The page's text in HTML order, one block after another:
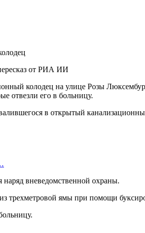
от РИА ИИ
колодец на улице Розы
отвезли его в больницу.
в открытый
вневедомственной охраны.
трехметровой ямы при помощи